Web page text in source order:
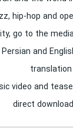
hip-hop and
go to the
and
translation
video and
direct